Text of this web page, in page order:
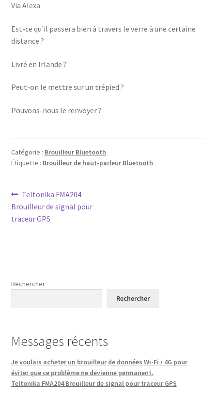
Via Alexa
Est-ce qu'il passera bien à travers le verre à une certaine
distance ?
Livré en Irlande ?
Peut-on le mettre sur un trépied ?
Pouvons-nous le renvoyer ?
Catégorie : Brouilleur Bluetooth
Étiquette : Brouilleur de haut-parleur Bluetooth
Navigation
de
Article
précédent :
Teltonika FMA204
Brouilleur de signal pour
traceur GPS
Rechercher
Rechercher
Messages récents
Je voulais acheter un brouilleur de données Wi-Fi / 4G pour
éviter que ce problème ne devienne permanent.
Teltonika FMA204 Brouilleur de signal pour traceur GPS